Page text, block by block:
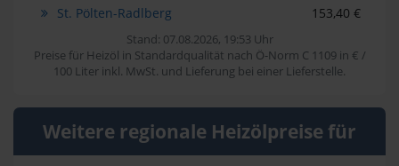
St. Pölten-Radlberg 153,40 €
Stand: 07.08.2026, 19:53 Uhr
Preise für Heizöl in Standardqualität nach Ö-Norm C 1109 in € /
100 Liter inkl. MwSt. und Lieferung bei einer Lieferstelle.
Weitere regionale Heizölpreise für